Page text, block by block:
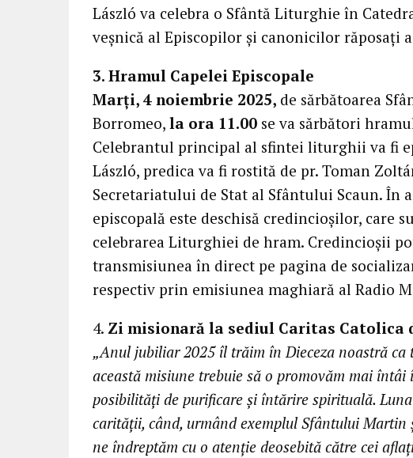
László va celebra o Sfântă Liturghie în
veșnică al Episcopilor și canonicilor răposați
3. Hramul Capelei Episcopale
Marți, 4 noiembrie 2025, de sărbătoarea
Borromeo, la ora 11.00 se va sărbători
Celebrantul principal al sfintei liturghii va fi
László, predica va fi rostită de pr. Toman
Secretariatului de Stat al Sfântului Scaun. În
episcopală este deschisă credincioșilor, care
celebrarea Liturghiei de hram. Credincioșii
transmisiunea în direct pe pagina de
respectiv prin emisiunea maghiară al Radio
4. Zi misionară la sediul Caritas Catolica
„Anul jubiliar 2025 îl trăim în Dieceza noastră
această misiune trebuie să o promovăm mai
posibilități de purificare și întărire spirituală.
carității, când, urmând exemplul Sfântului Martin
ne îndreptăm cu o atenție deosebită către cei